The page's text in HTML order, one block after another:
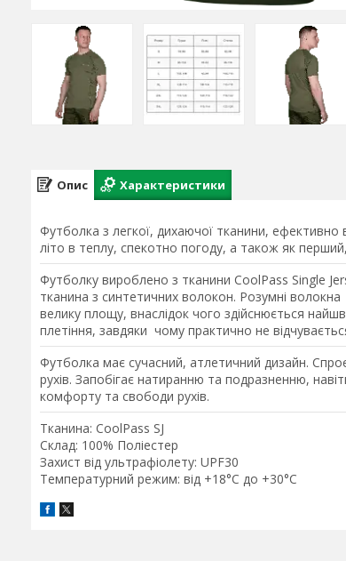
Опис Характеристики
Футболка з легкої, дихаючої тканини, ефективно
літо в теплу, спекотно погоду, а також як
Футболку вироблено з тканини CoolPass Single
тканина з синтетичних волокон. Розумні
велику площу, внаслідок чого здійснюється
плетіння, завдяки чому практично не
Футболка має сучасний, атлетичний дизайн.
рухів. Запобігає натиранню та подразненню,
комфорту та свободи рухів.
Тканина: CoolPass SJ
Склад: 100% Поліестер
Захист від ультрафіолету: UPF30
Температурний режим: від +18°C до +30°C